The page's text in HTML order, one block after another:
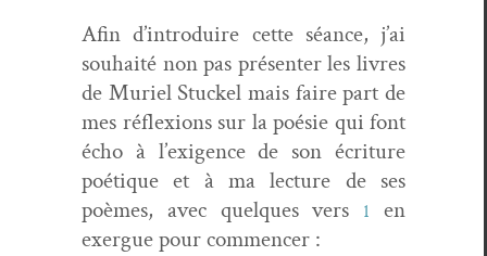
Afin d’introduire cette séance, j’ai
souhaité non pas présen­ter les livres
de Muriel Stuck­el mais faire part de
mes réflex­ions sur la poésie qui font
écho à l’exigence de son écri­t­ure
poé­tique et à ma lec­ture de ses
poèmes, avec quelques vers
1
en
exer­gue pour commencer :